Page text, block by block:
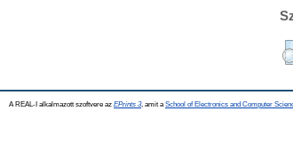
A REAL-I alkalmazott szoftvere az EPrints 3, amit a School of Electronics and Computer